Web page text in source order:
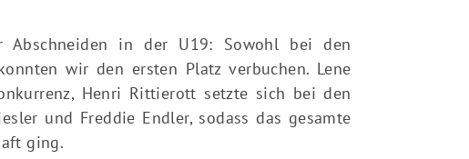
Abschneiden in der U19: Sowohl bei den
wir den ersten Platz verbuchen. Lene
Henri Rittierott setzte sich bei den
und Freddie Endler, sodass das gesamte
ging.